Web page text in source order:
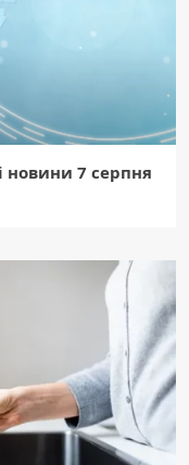
новини 7 серпня